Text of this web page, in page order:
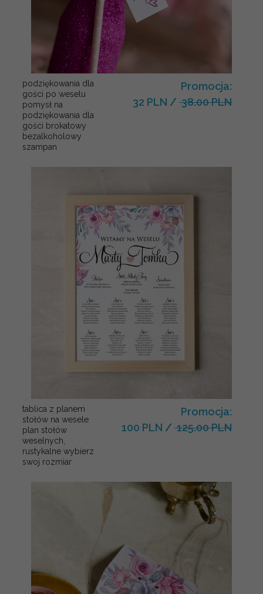
podziękowania dla
gości po weselu
pomysł na
podziękowania dla
gości brokatowy
bezalkoholowy
szampan
Promocja:
32 PLN / 38.00 PLN
tablica z planem
stołów na wesele
plan stołów
weselnych,
rustykalne wybierz
swoj rozmiar
Promocja:
100 PLN / 125.00 PLN